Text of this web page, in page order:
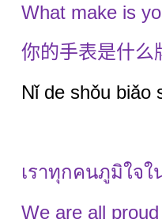
What make is
你的手表是什么
Nǐ de shǒu biǎo
เราทุกคนภูมิใจใ
We are all